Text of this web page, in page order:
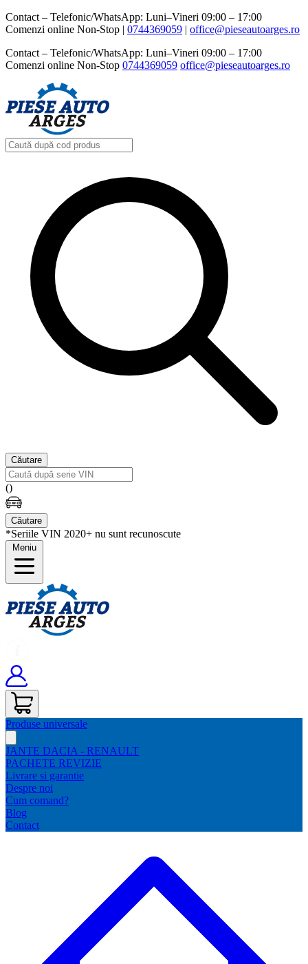
Contact – Telefonic/WhatsApp: Luni–Vineri 09:00 – 17:00
Comenzi online Non-Stop | 0744369059‬ | office@pieseautoarges.ro
Contact – Telefonic/WhatsApp: Luni–Vineri 09:00 – 17:00
Comenzi online Non-Stop 0744369059‬ office@pieseautoarges.ro
Căutare
()
Căutare
*Seriile VIN 2020+ nu sunt recunoscute
Meniu
Produse universale
JANTE DACIA - RENAULT
PACHETE REVIZIE
Livrare si garantie
Despre noi
Cum comand?
Blog
Contact